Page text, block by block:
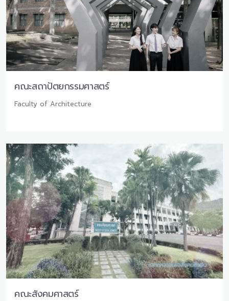
คณะสถาปัตยกรรมศาสตร์
Faculty of Architecture
คณะสังคมศาสตร์